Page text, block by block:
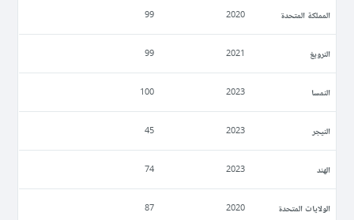
المملكة المتحدة 2020
99
النرويغ 2021
99
النمسا 2023
100
النيجر 2023
45
الهند 2023
74
الولايات المتحدة 2020
87